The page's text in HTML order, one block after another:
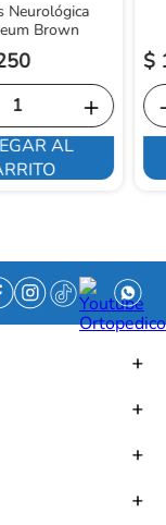
Neurológica
Brown
＋
AL
$